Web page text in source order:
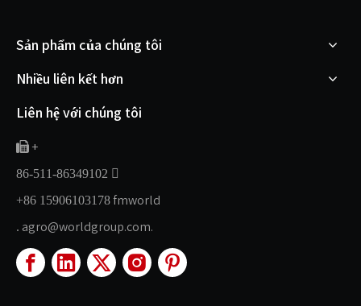
Sản phẩm của chúng tôi
Nhiều liên kết hơn
Liên hệ với chúng tôi
 +
86-511-86349102 
+86 15906103178fmworld
agro@worldgroup.com.